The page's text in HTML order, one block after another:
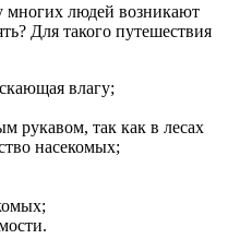
многих людей возникают
Для такого путешествия
влагу;
рукавом, так как в лесах
насекомых;